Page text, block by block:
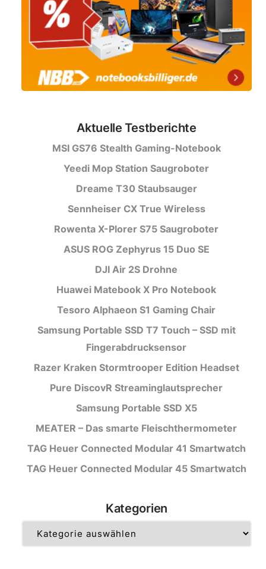
Aktuelle Testberichte
MSI GS76 Stealth Gaming-Notebook
Yeedi Mop Station Saugroboter
Dreame T30 Staubsauger
Sennheiser CX True Wireless
Rowenta X-Plorer S75 Saugroboter
ASUS ROG Zephyrus 15 Duo SE
DJI Air 2S Drohne
Huawei Matebook X Pro Notebook
Tesoro Alphaeon S1 Gaming Chair
Samsung Portable SSD T7 Touch – SSD mit
Fingerabdrucksensor
Razer Kraken Stormtrooper Edition Headset
Pure DiscovR Streaminglautsprecher
Samsung Portable SSD X5
MEATER – Das smarte Fleischthermometer
TAG Heuer Connected Modular 41 Smartwatch
TAG Heuer Connected Modular 45 Smartwatch
Kategorien